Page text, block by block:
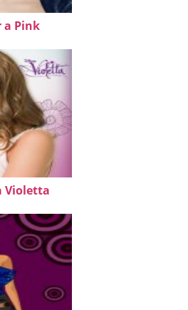
a Pink
Violetta